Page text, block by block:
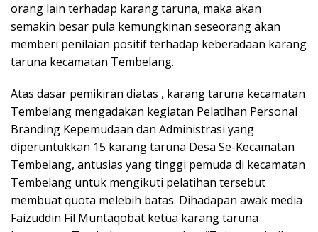
orang lain terhadap karang taruna, maka akan
semakin besar pula kemungkinan seseorang akan
memberi penilaian positif terhadap keberadaan karang
taruna kecamatan Tembelang.
Atas dasar pemikiran diatas , karang taruna kecamatan
Tembelang mengadakan kegiatan Pelatihan Personal
Branding Kepemudaan dan Administrasi yang
diperuntukkan 15 karang taruna Desa Se-Kecamatan
Tembelang, antusias yang tinggi pemuda di kecamatan
Tembelang untuk mengikuti pelatihan tersebut
membuat quota melebih batas. Dihadapan awak media
Faizuddin Fil Muntaqobat ketua karang taruna